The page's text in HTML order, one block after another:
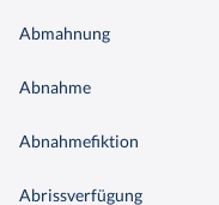
Abmahnung
Abnahme
Abnahmefiktion
Abrissverfügung